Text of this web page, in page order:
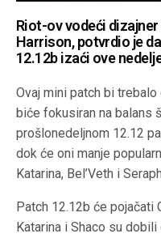
Riot-ov vodeći
Harrison, potvrdio je
12.12b izaći ove
Ovaj mini patch bi
biće fokusiran na balans
prošlonedeljnom 12.12
dok će oni manje
Katarina, Bel’Veth i
Patch 12.12b će pojačati
Katarina i Shaco su